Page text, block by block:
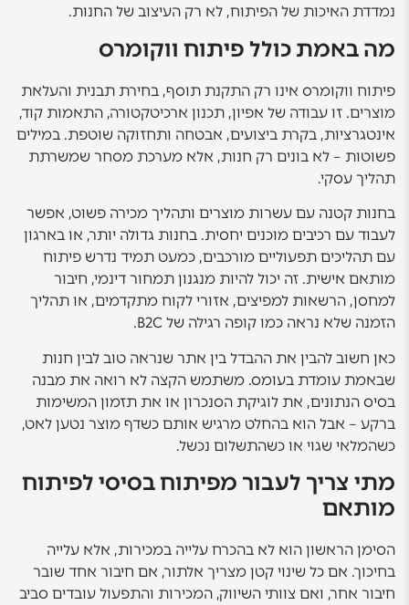
נמדדת האיכות של הפיתוח, לא רק העיצוב של החנות.
מה באמת כולל פיתוח ווקומרס
פיתוח ווקומרס אינו רק התקנת תוסף, בחירת תבנית והעלאת
מוצרים. זו עבודה של אפיון, תכנון ארכיטקטורה, התאמות קוד,
אינטגרציות, בקרת ביצועים, אבטחה ותחזוקה שוטפת. במילים
פשוטות – לא בונים רק חנות, אלא מערכת מסחר שמשרתת
תהליך עסקי.
בחנות קטנה עם עשרות מוצרים ותהליך מכירה פשוט, אפשר
לעבוד עם רכיבים מוכנים יחסית. בחנות גדולה יותר, או בארגון
עם תהליכים תפעוליים מורכבים, כמעט תמיד נדרש פיתוח
מותאם אישית. זה יכול להיות מנגנון תמחור דינמי, חיבור
למחסן, הרשאות למפיצים, אזורי לקוח מתקדמים, או תהליך
הזמנה שלא נראה כמו קופה רגילה של B2C.
כאן חשוב להבין את ההבדל בין אתר שנראה טוב לבין חנות
שבאמת עומדת בעומס. משתמש הקצה לא רואה את מבנה
בסיס הנתונים, את לוגיקת הסנכרון או את תזמון המשימות
ברקע – אבל הוא בהחלט מרגיש אותם כשדף מוצר נטען לאט,
כשהמלאי שגוי או כשהתשלום נכשל.
מתי צריך לעבור מפיתוח בסיסי לפיתוח
מותאם
הסימן הראשון הוא לא בהכרח עלייה במכירות, אלא עלייה
בחיכוך. אם כל שינוי קטן מצריך אלתור, אם חיבור אחד שובר
חיבור אחר, ואם צוותי השיווק, המכירות והתפעול עובדים סביב